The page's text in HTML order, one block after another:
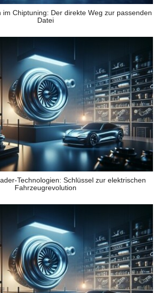
im Chiptuning: Der direkte Weg zur passenden
Datei
Technologien: Schlüssel zur elektrischen
Fahrzeugrevolution